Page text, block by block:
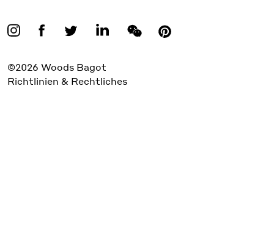
©2026 Woods Bagot
Richtlinien & Rechtliches